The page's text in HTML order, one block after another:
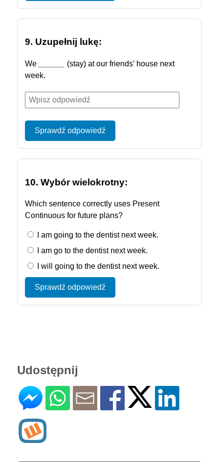
9. Uzupełnij lukę:
We
(stay) at our friends’ house next
week.
Sprawdź odpowiedź
10. Wybór wielokrotny:
Which sentence correctly uses Present
Continuous for future plans?
I am going to the dentist next week.
I am go to the dentist next week.
I will going to the dentist next week.
Sprawdź odpowiedź
Udostępnij